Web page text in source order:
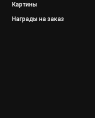
Картины
Награды на заказ